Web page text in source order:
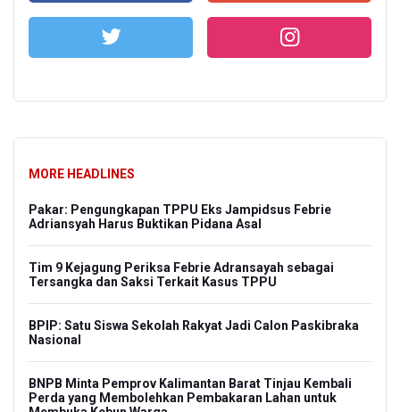
MORE HEADLINES
Pakar: Pengungkapan TPPU Eks Jampidsus Febrie
Adriansyah Harus Buktikan Pidana Asal
Tim 9 Kejagung Periksa Febrie Adransayah sebagai
Tersangka dan Saksi Terkait Kasus TPPU
BPIP: Satu Siswa Sekolah Rakyat Jadi Calon Paskibraka
Nasional
BNPB Minta Pemprov Kalimantan Barat Tinjau Kembali
Perda yang Membolehkan Pembakaran Lahan untuk